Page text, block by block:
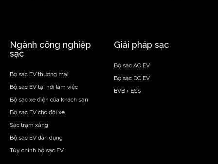
Ngành công nghiệp
sạc
Bộ sạc EV thương mại
Bộ sạc EV tại nơi làm việc
Bộ sạc xe điện của khách sạn
Bộ sạc EV cho đội xe
Sạc trạm xăng
Bộ sạc EV dân dụng
Tùy chỉnh bộ sạc EV
Giải pháp sạc
Bộ sạc AC EV
Bộ sạc DC EV
EVB + ESS